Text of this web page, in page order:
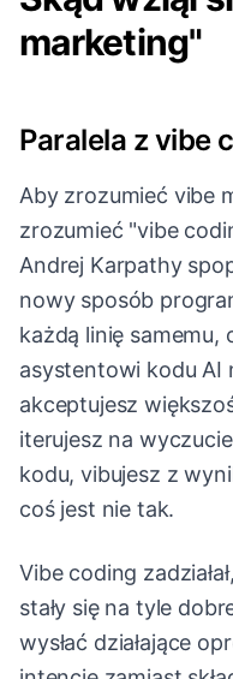
marketing"
Paralela z vibe
Aby zrozumieć vibe
zrozumieć "vibe
Andrej Karpathy
nowy sposób
każdą linię samemu,
asystentowi kodu AI
akceptujesz
iterujesz na
kodu, vibujesz z
coś jest nie tak.
Vibe coding
stały się na tyle
wysłać działające